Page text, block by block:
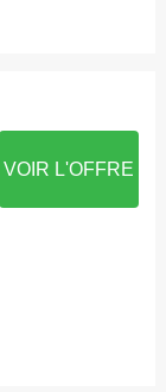
VOIR L'OFFRE